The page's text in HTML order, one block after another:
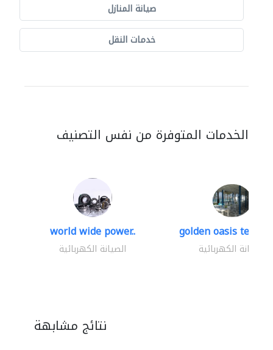
صيانة المنازل
خدمات النقل
الخدمات المتوفرة من نفس التصنيف
world wide power..
الصيانة الكهربائية
golden oasis
الصيانة الكهربائية
نتائج مشابهة